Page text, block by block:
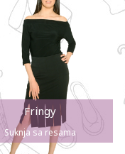
Fringy
Suknja sa resama